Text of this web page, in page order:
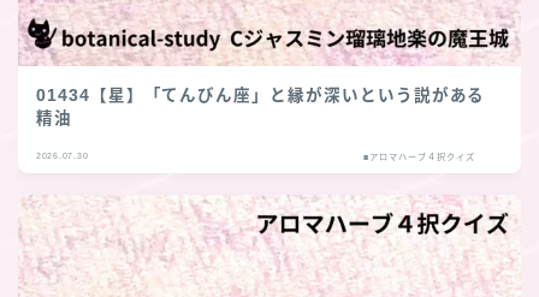
01434【星】「てんびん座」と縁が深いという説がある
精油
2026.07.30 ■アロマハーブ４択クイズ